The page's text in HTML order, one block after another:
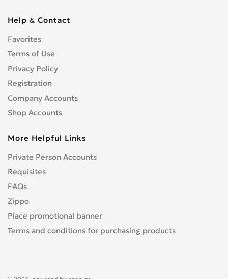
Help & Contact
Favorites
Terms of Use
Privacy Policy
Registration
Company Accounts
Shop Accounts
More Helpful Links
Private Person Accounts
Requisites
FAQs
Zippo
Place promotional banner
Terms and conditions for purchasing products